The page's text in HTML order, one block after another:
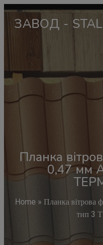
ЗАВОД -
Планка
0,47 мм
Home » Планка вітрова
тип 3